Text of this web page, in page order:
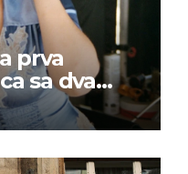
prva
sa dva
mestu u
godini